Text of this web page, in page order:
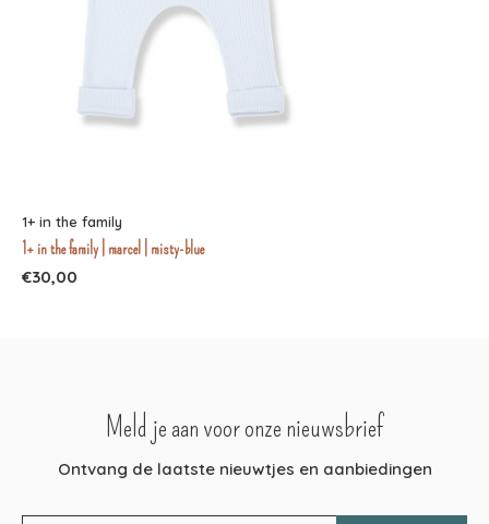
1+ in the family
1+ in the family | marcel | misty-blue
€30,00
Meld je aan voor onze nieuwsbrief
Ontvang de laatste nieuwtjes en aanbiedingen